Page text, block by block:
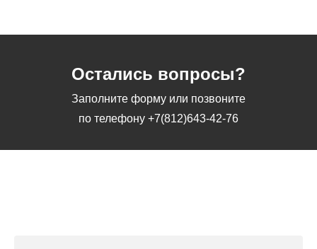
Остались вопросы?
Заполните форму или позвоните
по телефону +7(812)643-42-76